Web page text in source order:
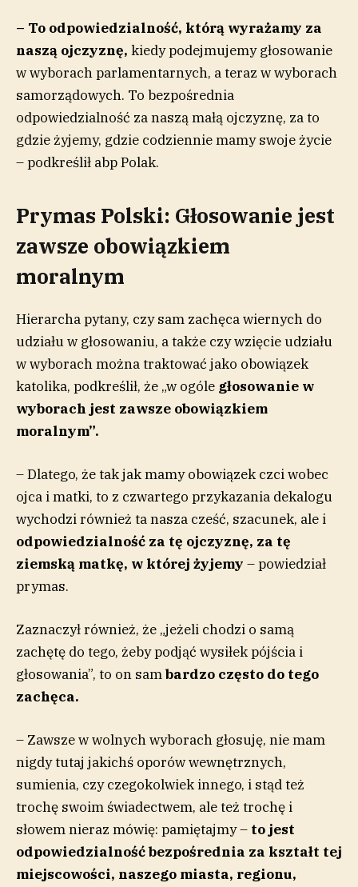
– To odpowiedzialność, którą wyrażamy za
naszą ojczyznę, kiedy podejmujemy głosowanie
w wyborach parlamentarnych, a teraz w wyborach
samorządowych. To bezpośrednia
odpowiedzialność za naszą małą ojczyznę, za to
gdzie żyjemy, gdzie codziennie mamy swoje życie
– podkreślił abp Polak.
Prymas Polski: Głosowanie jest
zawsze obowiązkiem
moralnym
Hierarcha pytany, czy sam zachęca wiernych do
udziału w głosowaniu, a także czy wzięcie udziału
w wyborach można traktować jako obowiązek
katolika, podkreślił, że „w ogóle głosowanie w
wyborach jest zawsze obowiązkiem
moralnym”.
– Dlatego, że tak jak mamy obowiązek czci wobec
ojca i matki, to z czwartego przykazania dekalogu
wychodzi również ta nasza cześć, szacunek, ale i
odpowiedzialność za tę ojczyznę, za tę
ziemską matkę, w której żyjemy – powiedział
prymas.
Zaznaczył również, że „jeżeli chodzi o samą
zachętę do tego, żeby podjąć wysiłek pójścia i
głosowania”, to on sambardzo często do tego
zachęca.
– Zawsze w wolnych wyborach głosuję, nie mam
nigdy tutaj jakichś oporów wewnętrznych,
sumienia, czy czegokolwiek innego, i stąd też
trochę swoim świadectwem, ale też trochę i
słowem nieraz mówię: pamiętajmy – to jest
odpowiedzialność bezpośrednia za kształt tej
miejscowości, naszego miasta, regionu,